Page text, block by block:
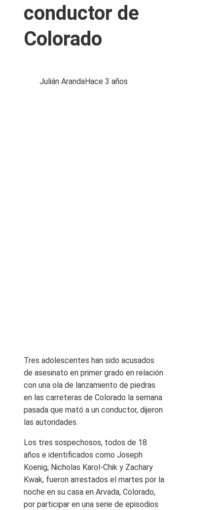
conductor de
Colorado
Julián ArandaHace 3 años
Tres adolescentes han sido acusados ​​
de asesinato en primer grado en relación
con una ola de lanzamiento de piedras
en las carreteras de Colorado la semana
pasada que mató a un conductor, dijeron
las autoridades.
Los tres sospechosos, todos de 18
años e identificados como Joseph
Koenig, Nicholas Karol-Chik y Zachary
Kwak, fueron arrestados el martes por la
noche en su casa en Arvada, Colorado,
por participar en una serie de episodios